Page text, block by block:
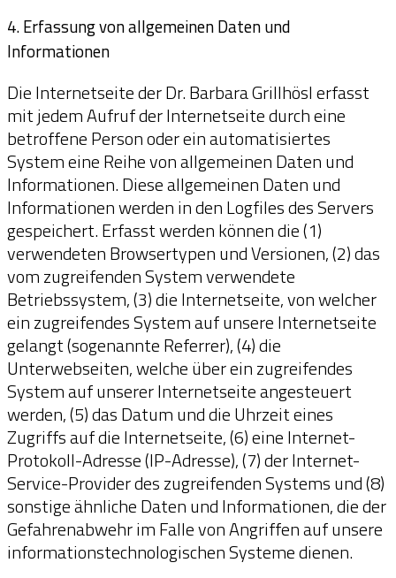
4. Erfassung von allgemeinen Daten und
Informationen
Die Internetseite der Dr. Barbara Grillhösl erfasst
mit jedem Aufruf der Internetseite durch eine
betroffene Person oder ein automatisiertes
System eine Reihe von allgemeinen Daten und
Informationen. Diese allgemeinen Daten und
Informationen werden in den Logfiles des Servers
gespeichert. Erfasst werden können die (1)
verwendeten Browsertypen und Versionen, (2) das
vom zugreifenden System verwendete
Betriebssystem, (3) die Internetseite, von welcher
ein zugreifendes System auf unsere Internetseite
gelangt (sogenannte Referrer), (4) die
Unterwebseiten, welche über ein zugreifendes
System auf unserer Internetseite angesteuert
werden, (5) das Datum und die Uhrzeit eines
Zugriffs auf die Internetseite, (6) eine Internet-
Protokoll-Adresse (IP-Adresse), (7) der Internet-
Service-Provider des zugreifenden Systems und (8)
sonstige ähnliche Daten und Informationen, die der
Gefahrenabwehr im Falle von Angriffen auf unsere
informationstechnologischen Systeme dienen.